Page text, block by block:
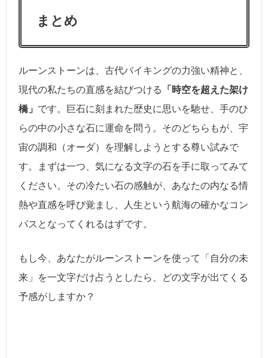
まとめ
ルーンストーンは、古代バイキングの力強い精神と、
現代の私たちの直感を結びつける
「時空を超えた架け
橋」 です。巨石に刻まれた歴史に思いを馳せ、手のひ
らの中の小さな石に運命を問う。そのどちらもが、宇
宙の調和（オーダ）を理解しようとする尊い試みで
す。まずは一つ、気になる文字の石を手に取ってみて
ください。その冷たい石の感触が、あなたの内なる情
熱や直感を呼び覚まし、人生という航海の確かなコン
パスとなってくれるはずです。
もし今、あなたがルーンストーンを使って「自分の未
来」を一文字だけ占うとしたら、どの文字が出てくる
予感がしますか？